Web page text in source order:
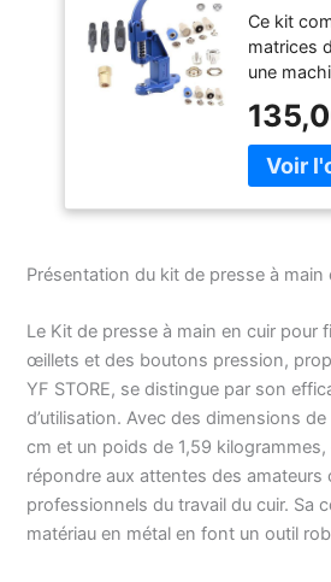
œillets
Ce kit
matrices
une
boutons
vendus
Presse
double
d'œillets/
matrices
pression
de 9,5
bouton
ressort
mm,
pression
utilitaire
Présentation du kit de presse à main
Le Kit de presse à main en cuir pour
œillets et des boutons pression,
YF STORE, se distingue par son
d’utilisation. Avec des dimensions
cm et un poids de 1,59
répondre aux attentes des amateurs
professionnels du travail du cuir. Sa
matériau en métal en font un outil